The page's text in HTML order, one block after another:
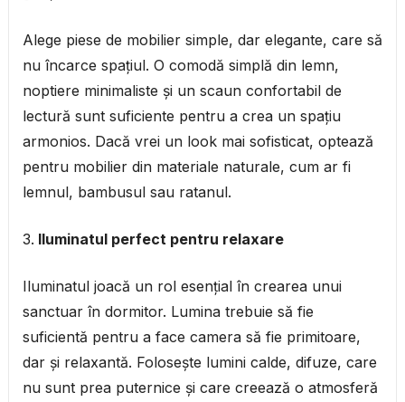
Alege piese de mobilier simple, dar elegante, care să
nu încarce spațiul. O comodă simplă din lemn,
noptiere minimaliste și un scaun confortabil de
lectură sunt suficiente pentru a crea un spațiu
armonios. Dacă vrei un look mai sofisticat, optează
pentru mobilier din materiale naturale, cum ar fi
lemnul, bambusul sau ratanul.
Iluminatul perfect pentru relaxare
Iluminatul joacă un rol esențial în crearea unui
sanctuar în dormitor. Lumina trebuie să fie
suficientă pentru a face camera să fie primitoare,
dar și relaxantă. Folosește lumini calde, difuze, care
nu sunt prea puternice și care creează o atmosferă